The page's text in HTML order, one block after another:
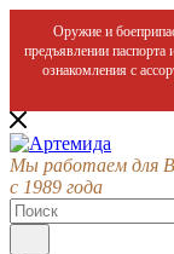
Оружие и
предъявлении паспорта
ознакомления с
Мы работаем для
с 1989 года